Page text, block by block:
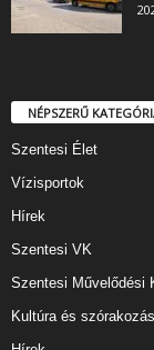
NÉPSZERŰ
Szentesi Élet
Vízisportok
Hírek
Szentesi VK
Szentesi Művelődési
Kultúra és szórakozás